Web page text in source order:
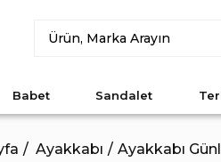
Babet Sandalet
Ayakkabı Ayakkabı